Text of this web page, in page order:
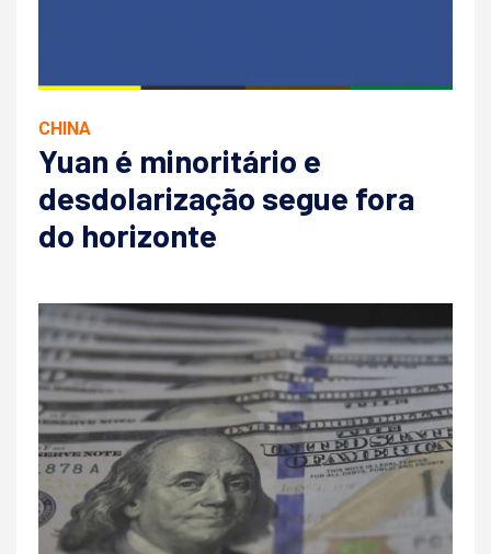
CHINA
Yuan é minoritário e
desdolarização segue fora
do horizonte